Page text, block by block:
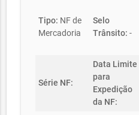
Tipo: NF de
Mercadoria
Selo
Trânsito: -
Série NF:
Data Limite
para
Expedição
da NF: